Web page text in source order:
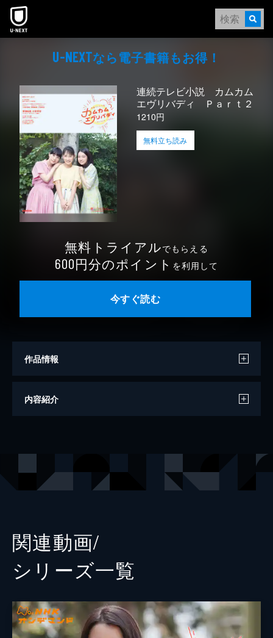
本文へスキップ
U-NEXTなら電⼦書籍もお得！
連続テレビ小説 カムカム
エヴリバディ Ｐａｒｔ２
1210円
無料立ち読み
無料トライアルでもらえる
600円分のポイント を利用して
今すぐ読む
作品情報
作
内容紹介
関連動画/
シリーズ⼀覧